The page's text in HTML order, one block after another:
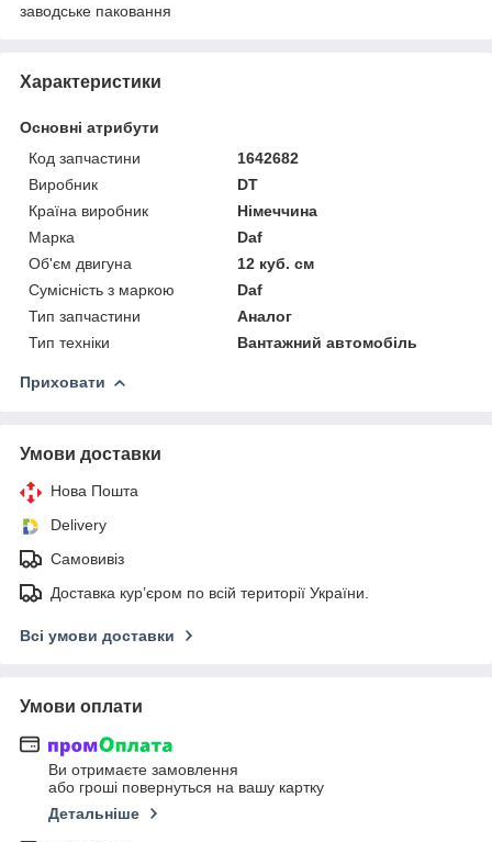
заводське паковання
Характеристики
Основні атрибути
Код запчастини
1642682
Виробник
DT
Країна виробник
Німеччина
Марка
Daf
Об'єм двигуна
12 куб. см
Сумісність з маркою
Daf
Тип запчастини
Аналог
Тип техніки
Вантажний автомобіль
Приховати
Умови доставки
Нова Пошта
Delivery
Самовивіз
Доставка кур’єром по всій території України.
Всі умови доставки
Умови оплати
Ви отримаєте замовлення
або гроші повернуться на вашу картку
Детальніше